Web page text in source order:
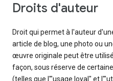
droits d'auteur
Droit qui permet à l'auteur
article de blog, une photo ou
œuvre originale peut être
façon, sous réserve de
(telles que l'"usage loyal" et